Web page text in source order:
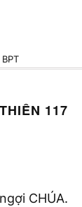
BPT
117
CHÚA.